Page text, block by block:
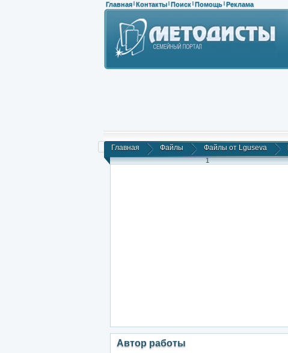
Главная | Контакты | Поиск | Помощь | Реклама
Главная Файлы Файлы от Lguseva
1
Автор работы